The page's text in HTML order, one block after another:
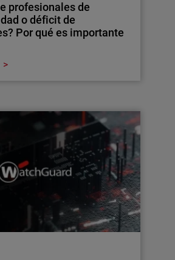
profesionales de
o déficit de
Por qué es importante